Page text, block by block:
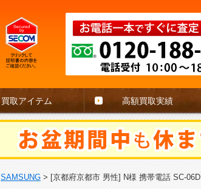
買取アイテム 高額買取実績
SAMSUNG > [京都府京都市 男性] N様 携帯電話 SC-06D